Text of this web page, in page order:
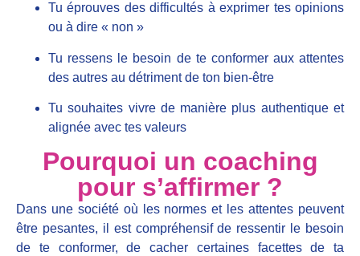
Tu éprouves des difficultés à exprimer tes opinions
ou à dire « non »
Tu ressens le besoin de te conformer aux attentes
des autres au détriment de ton bien-être
Tu souhaites vivre de manière plus authentique et
alignée avec tes valeurs
Pourquoi un coaching
pour s’affirmer ?
Dans une société où les normes et les attentes peuvent
être pesantes, il est compréhensif de ressentir le besoin
de te conformer, de cacher certaines facettes de ta